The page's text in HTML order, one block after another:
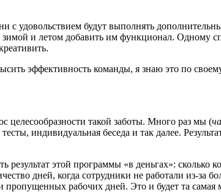
с удовольствием будут выполнять
и летом добавить им функционал. Одному
эффективность команды, я знаю это по
целесообразности такой заботы. Много раз мы (
индивидуальная беседа и так далее.
этой программы «в деньгах»: сколько
дней, когда сотрудники не работали из-
рабочих дней. Это и будет та самая